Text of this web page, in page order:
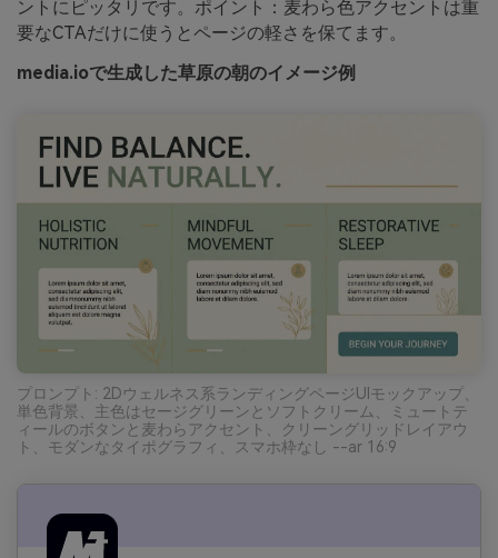
ントにピッタリです。ポイント：麦わら色アクセントは重
要なCTAだけに使うとページの軽さを保てます。
media.ioで生成した草原の朝のイメージ例
プロンプト: 2Dウェルネス系ランディングページUIモックアップ、
単色背景、主色はセージグリーンとソフトクリーム、ミュートテ
ィールのボタンと麦わらアクセント、クリーングリッドレイアウ
ト、モダンなタイポグラフィ、スマホ枠なし --ar 16:9